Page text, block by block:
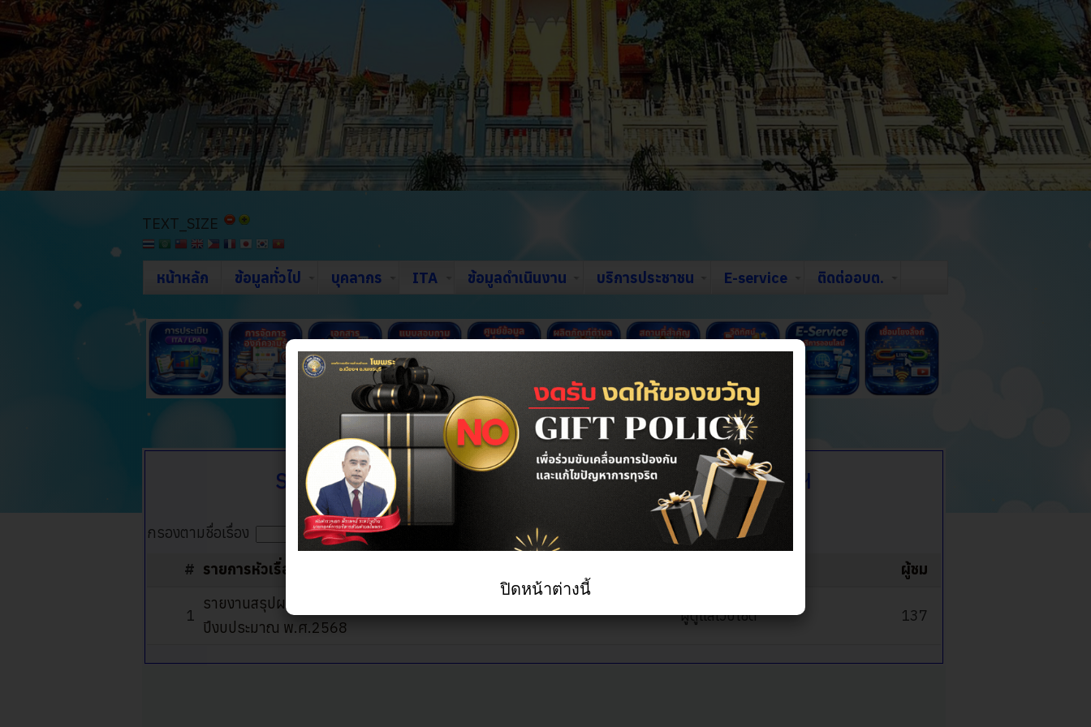
TEXT_SIZE
หน้าหลัก ข้อมูลทั่วไป บุคลากร ITA ข้อมูลดำเนินงาน บริการประชาชน E-service ติดต่ออบต.
รายงานสรุปผลการจัดซื้อจัดจ้างหรือการจัดหาพัสดุฯ
กรองตามชื่อเรื่อง
# รายการหัวเรื่อง ผู้ชม
1
รายงานสรุปผลการจัดซื้อจัดจ้างหรือการจัดหาพัสดุของหน่วยงาน ประจำ
ปีงบประมาณ พ.ศ.2568
ผู้ดูแลเว็บไซต์ 137
ปิดหน้าต่างนี้